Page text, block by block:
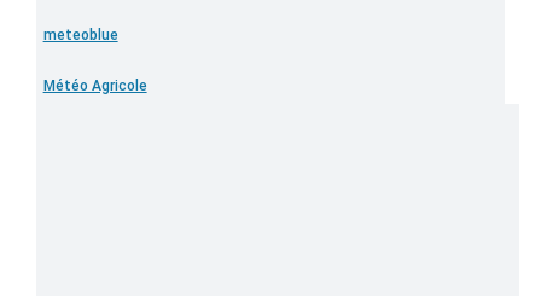
meteoblue
Météo Agricole